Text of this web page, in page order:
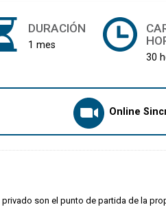
DURACIÓN
1 mes
30
Online
son el punto de partida de la